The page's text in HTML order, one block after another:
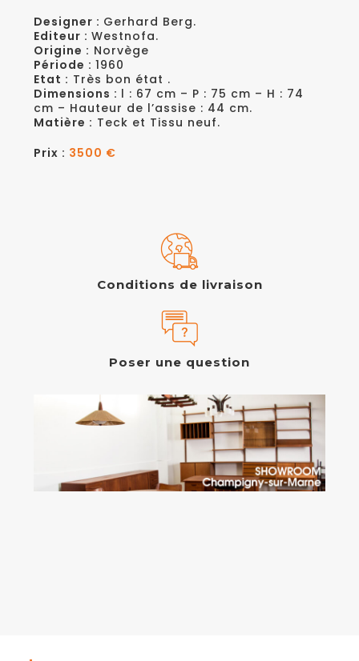
Designer : Gerhard Berg.
Editeur :Westnofa.
Origine : Norvège
Période :1960
Etat : Très bon état .
Dimensions : l : 67 cm – P : 75 cm – H : 74
cm – Hauteur de l’assise : 44 cm.
Matière : Teck et Tissu neuf.
Prix : 3500 €
Conditions de livraison
Poser une question